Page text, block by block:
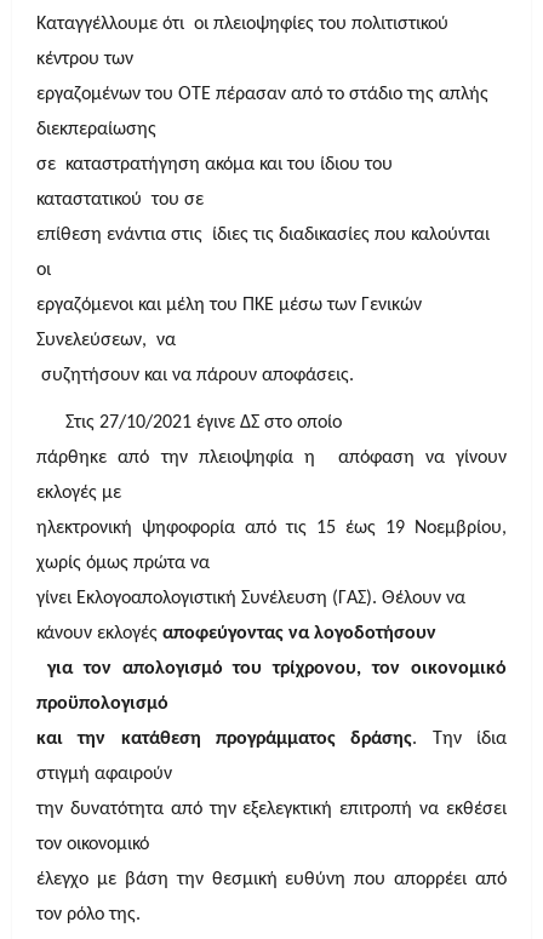
Καταγγέλλουμε ότι οι πλειοψηφίες του πολιτιστικού
κέντρου των
εργαζομένων του ΟΤΕ πέρασαν από το στάδιο της απλής
διεκπεραίωσης
σε καταστρατήγηση ακόμα και του ίδιου του
καταστατικού του σε
επίθεση ενάντια στις ίδιες τις διαδικασίες που καλούνται
οι
εργαζόμενοι και μέλη του ΠΚΕ μέσω των Γενικών
Συνελεύσεων, να
συζητήσουν και να πάρουν αποφάσεις.
Στις 27/10/2021 έγινε ΔΣ στο οποίο
πάρθηκε από την πλειοψηφία η απόφαση να γίνουν
εκλογές με
ηλεκτρονική ψηφοφορία από τις 15 έως 19 Νοεμβρίου,
χωρίς όμως πρώτα να
γίνει Εκλογοαπολογιστική Συνέλευση (ΓΑΣ). Θέλουν να
κάνουν εκλογές αποφεύγοντας να λογοδοτήσουν
για τον απολογισμό του τρίχρονου, τον οικονομικό
προϋπολογισμό
και την κατάθεση προγράμματος δράσης. Την ίδια
στιγμή αφαιρούν
την δυνατότητα από την εξελεγκτική επιτροπή να εκθέσει
τον οικονομικό
έλεγχο με βάση την θεσμική ευθύνη που απορρέει από
τον ρόλο της.